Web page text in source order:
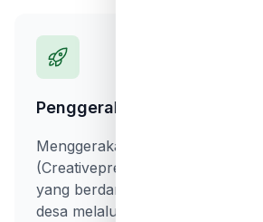
Penggerak Sektor Riil &
Menggerakan sektor riil dan
(Creativepreneur) dengan pola
yang berdampak pada
desa melalui pemanfaatan dana